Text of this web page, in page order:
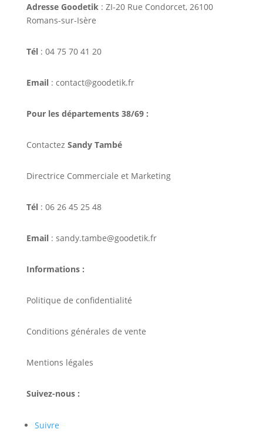
Adresse Goodetik: ZI-20 Rue Condorcet, 26100
Romans-sur-Isère
Tél: 04 75 70 41 20
Email: contact@goodetik.fr
Pour les départements 38/69 :
Contactez Sandy També
Directrice Commerciale et Marketing
Tél: 06 26 45 25 48
Email: sandy.tambe@goodetik.fr
Informations :
Politique de confidentialité
Conditions générales de vente
Mentions légales
Suivez-nous :
Suivre